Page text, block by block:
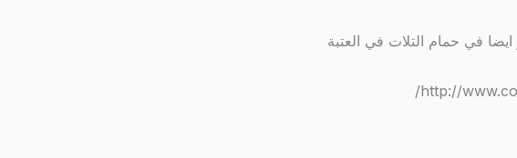
في حمام التلات في العتبة